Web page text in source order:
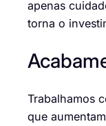
apenas
torna o
Trabalhamos
que